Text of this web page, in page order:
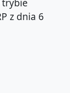
trybie
z dnia 6